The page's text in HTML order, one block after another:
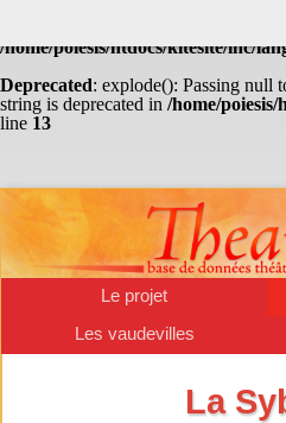
: Undefined array key
/home/poiesis/htdocs/kitesite/inc/
Deprecated: explode(): Passing null
string is deprecated in /home/
line 13
Le projet
Les vaudevilles
La